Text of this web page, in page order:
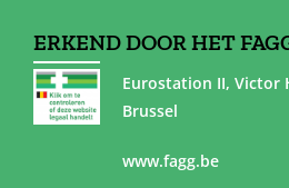
ERKEND DOOR HET
Eurostation II, Victor
Brussel
www.fagg.be